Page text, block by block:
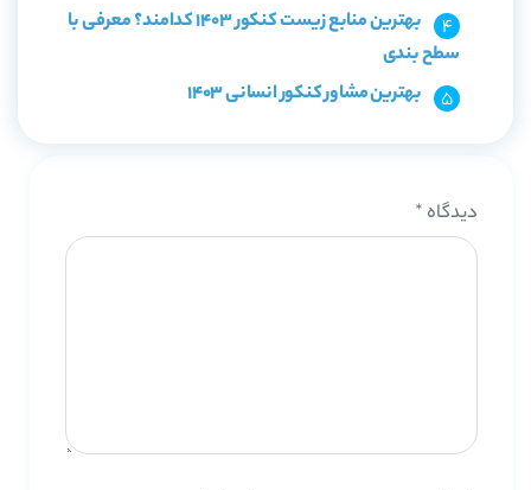
بهترین منابع زیست کنکور 1403 کدامند؟ معرفی با
سطح بندی
بهترین مشاور کنکور انسانی 1403
دیدگاه *